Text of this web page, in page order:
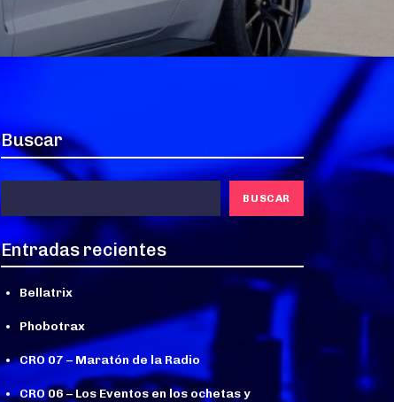
Buscar
BUSCAR
Entradas recientes
Bellatrix
Phobotrax
CRO 07 – Maratón de la Radio
CRO 06 – Los Eventos en los ochetas y